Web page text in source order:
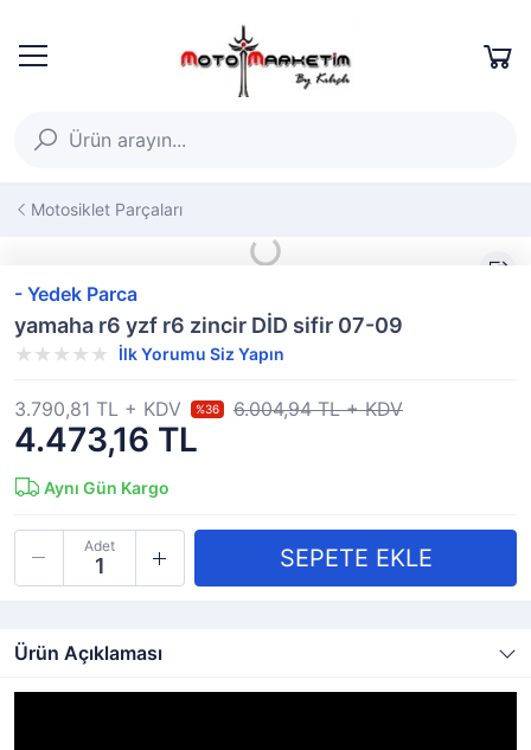
Motosiklet Parçaları
- Yedek Parca
yamaha r6 yzf r6 zincir DİD sifir 07-09
İlk Yorumu Siz Yapın
4.473,16 TL
3.790,81 TL + KDV %36 6.004,94 TL + KDV
Aynı Gün Kargo
Adet
Ürün Açıklaması